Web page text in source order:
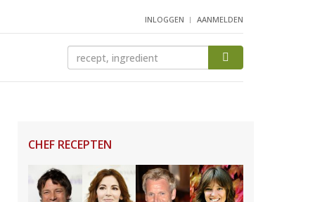
INLOGGEN AANMELDEN
CHEF RECEPTEN